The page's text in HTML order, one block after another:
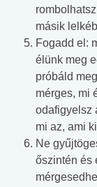
másik
Fogadd el:
élünk meg
próbáld
mérges, mi
odafigyelsz
mi az, ami
Ne
őszintén és